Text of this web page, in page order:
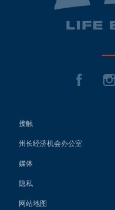
接触
州长经济机会办公室
媒体
隐私
网站地图